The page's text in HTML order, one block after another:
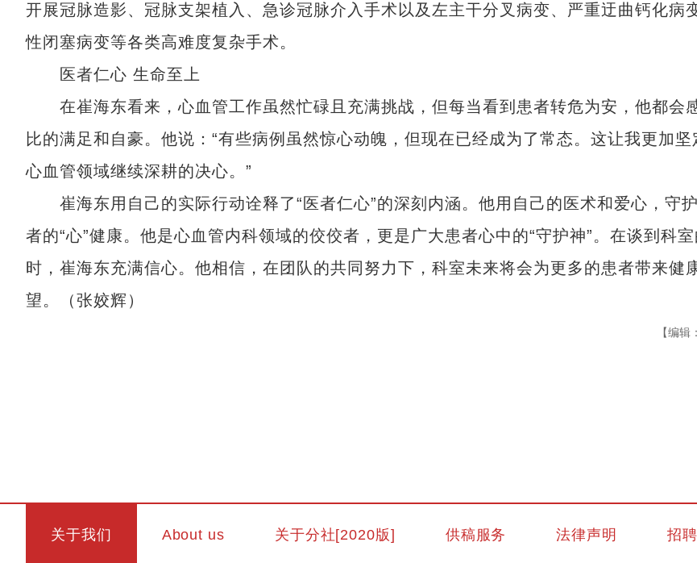
开展冠脉造影、冠脉支架植入、急诊冠脉介入手术以及左主干分叉病变、严重迂曲钙化病
性闭塞病变等各类高难度复杂手术。
医者仁心 生命至上
在崔海东看来，心血管工作虽然忙碌且充满挑战，但每当看到患者转危为安，他都会
比的满足和自豪。他说：“有些病例虽然惊心动魄，但现在已经成为了常态。这让我更加坚
心血管领域继续深耕的决心。”
崔海东用自己的实际行动诠释了“医者仁心”的深刻内涵。他用自己的医术和爱心，守
者的“心”健康。他是心血管内科领域的佼佼者，更是广大患者心中的“守护神”。在谈到科
时，崔海东充满信心。他相信，在团队的共同努力下，科室未来将会为更多的患者带来健
望。（张姣辉）
【编辑
关于我们 About us 关于分社[2020版] 供稿服务 法律声明 招